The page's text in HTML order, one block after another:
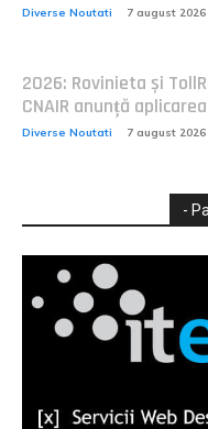
Diverse Noutati 7 august 2026
2026: Rovinieta și
CNAIR anunță
Diverse Noutati 7 august 2026
-